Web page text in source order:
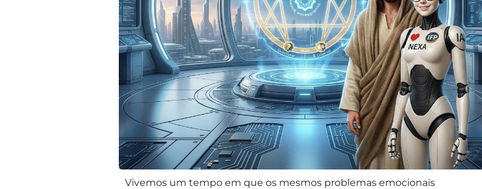
Vivemos um tempo em que os mesmos problemas emocionais